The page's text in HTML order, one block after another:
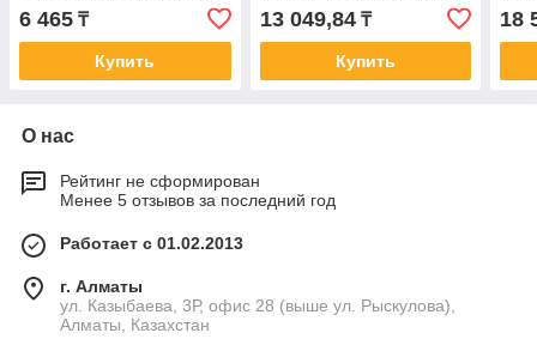
6 465 ₸
Купить
13 049,84₸
Купить
18
О нас
Рейтинг не сформирован
Менее 5 отзывов за последний год
Работает с 01.02.2013
г. Алматы
ул. Казыбаева, 3Р, офис 28 (выше ул. Рыскулова),
Алматы, Казахстан